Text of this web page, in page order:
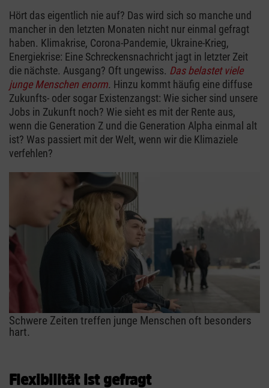
Hört das eigentlich nie auf? Das wird sich so manche und
mancher in den letzten Monaten nicht nur einmal gefragt
haben. Klimakrise, Corona-Pandemie, Ukraine-Krieg,
Energiekrise: Eine Schreckensnachricht jagt in letzter Zeit
die nächste. Ausgang? Oft ungewiss. Das belastet viele
junge Menschen enorm. Hinzu kommt häufig eine diffuse
Zukunfts- oder sogar Existenzangst: Wie sicher sind unsere
Jobs in Zukunft noch? Wie sieht es mit der Rente aus,
wenn die Generation Z und die Generation Alpha einmal alt
ist? Was passiert mit der Welt, wenn wir die Klimaziele
verfehlen?
Schwere Zeiten treffen junge Menschen oft besonders
hart.
Flexibilität ist gefragt